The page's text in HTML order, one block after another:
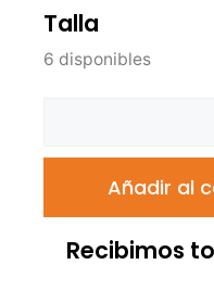
Talla
6 disponibles
Añadir al
Recibimos